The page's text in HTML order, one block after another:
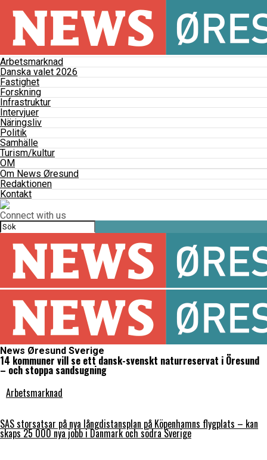
Arbetsmarknad
Danska valet 2026
Fastighet
Forskning
Infrastruktur
Intervjuer
Näringsliv
Politik
Samhälle
Turism/kultur
OM
Om News Øresund
Redaktionen
Kontakt
Connect with us
News Øresund Sverige
14 kommuner vill se ett dansk-svenskt naturreservat i Öresund
– och stoppa sandsugning
Arbetsmarknad
SAS storsatsar på nya långdistansplan på Köpenhamns flygplats – kan
skaps 25 000 nya jobb i Danmark och södra Sverige